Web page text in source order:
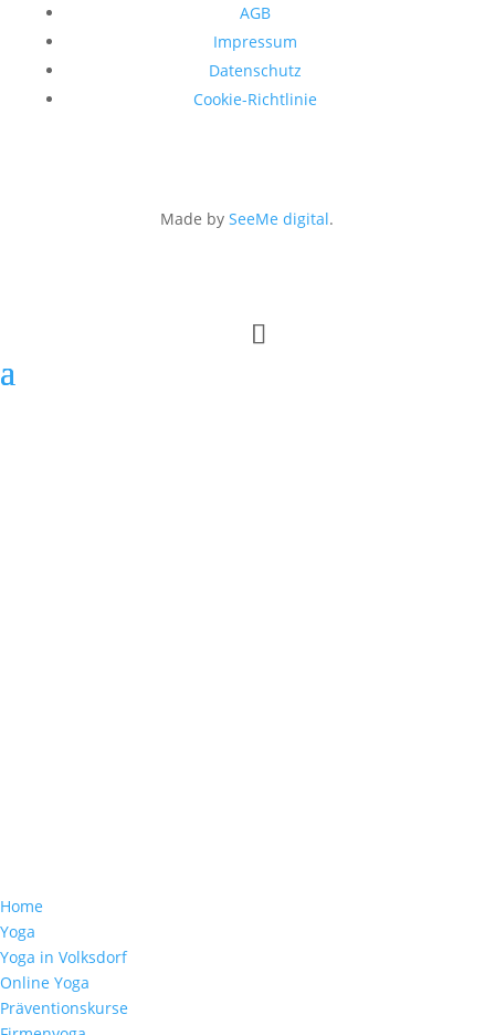
AGB
Impressum
Datenschutz
Cookie-Richtlinie
Made bySeeMe digital.
Home
Yoga
Yoga in Volksdorf
Online Yoga
Präventionskurse